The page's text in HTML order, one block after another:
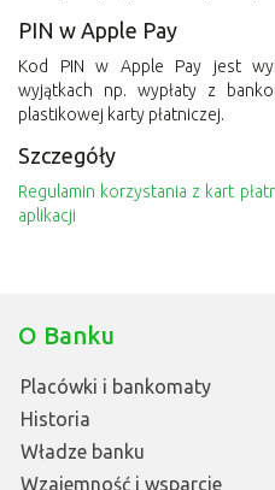
PIN w Apple Pay
Kod PIN w Apple Pay jest
wyjątkach np. wypłaty z
plastikowej karty płatniczej.
Szczegóły
Regulamin korzystania z kart
aplikacji
O Banku
Placówki i bankomaty
Historia
Władze banku
Wzajemność i wsparcie